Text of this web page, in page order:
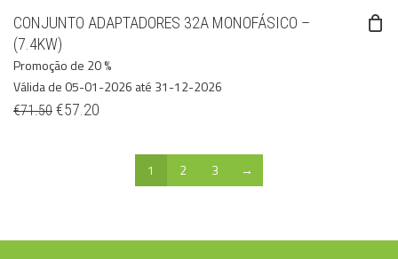
CONJUNTO ADAPTADORES 32A MONOFÁSICO –
(7.4KW)
Promoção de 20 %
Válida de 05-01-2026 até 31-12-2026
€71.50 €57.20
1 2 3 →